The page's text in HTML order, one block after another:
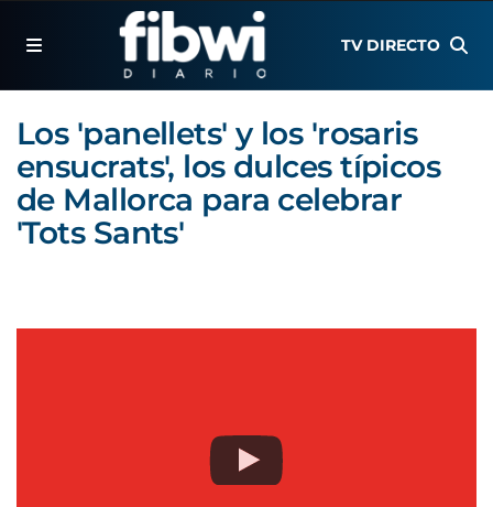
TV DIRECTO
Los 'panellets' y los 'rosaris
ensucrats', los dulces típicos
de Mallorca para celebrar
'Tots Sants'